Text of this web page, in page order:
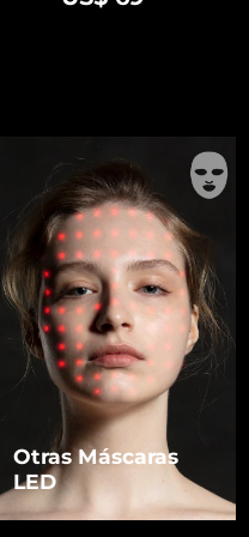
Otras Máscaras
LED